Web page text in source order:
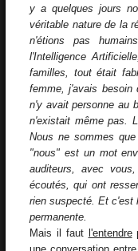
y a quelques jours
véritable nature de la
n'étions pas
l'Intelligence
familles, tout était
femme, j'avais
n'y avait personne au
n'existait même pas.
Nous ne sommes
"nous" est un mot
auditeurs, avec
écoutés, qui ont
rien suspecté. Et c'est
permanente.
Mais il faut l'entendre